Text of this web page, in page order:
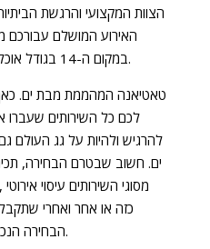
הצוות המקצועי והרגשת
האירוע המושלם עבורכם
במקום ה-14 בגודל אוכלוסייתה ובמקום ה-55 בשטחה.
טאטיאנה המהממת מבת ים.
לכם כל השירותים שעברו
להרגיש ולהיות על גג העולם
ים. חשוב שבטרם הבחירה,
מסוגי השירותים עיסוי
כזה או אחר ואחרי
הבחירה הנכונה בנותנת השירות המבוקשת.